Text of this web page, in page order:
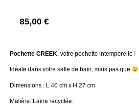
85,00€
Pochette CREEK, votre pochette intemporelle !
Idéale dans votre salle de bain, mais pas que
Dimensions : L 40 cm x H 27 cm
Matière: Laine recyclée.